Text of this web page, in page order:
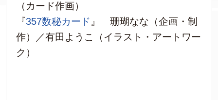
（カード作画）
『357数秘カード 』 珊瑚なな（企画・制
作）／有田ようこ（イラスト・アートワー
ク）